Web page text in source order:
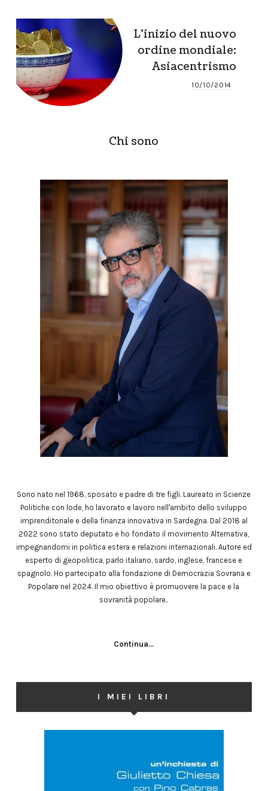
L’inizio del nuovo
ordine mondiale:
Asiacentrismo
10/10/2014
Chi sono
Sono nato nel 1968, sposato e padre di tre figli. Laureato in Scienze
Politiche con lode, ho lavorato e lavoro nell'ambito dello sviluppo
imprenditoriale e della finanza innovativa in Sardegna. Dal 2018 al
2022 sono stato deputato e ho fondato il movimento Alternativa,
impegnandomi in politica estera e relazioni internazionali. Autore ed
esperto di geopolitica, parlo italiano, sardo, inglese, francese e
spagnolo. Ho partecipato alla fondazione di Democrazia Sovrana e
Popolare nel 2024. Il mio obiettivo è promuovere la pace e la
sovranità popolare..
Continua...
I MIEI LIBRI